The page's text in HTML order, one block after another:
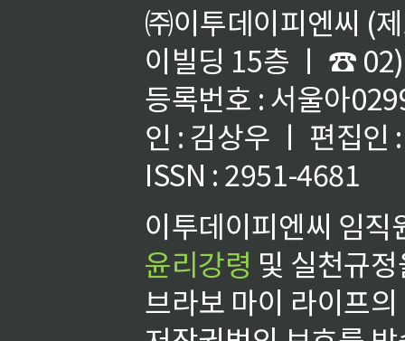
㈜이투데이피엔씨 (
이빌딩 15층 ㅣ ☎
등록번호 : 서울아
인 : 김상우 ㅣ 편집인
ISSN : 2951-4681
이투데이피엔씨 임
윤리강령 및 실천규
브라보 마이 라이프